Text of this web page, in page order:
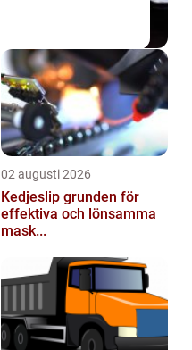
02 augusti 2026
Kedjeslip grunden för
effektiva och lönsamma
mask...